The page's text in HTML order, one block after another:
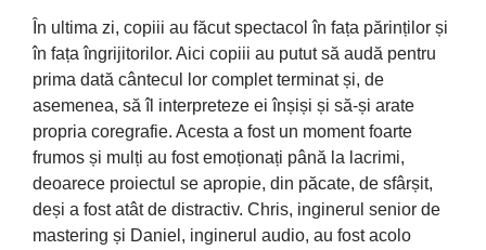
În ultima zi, copiii au făcut spectacol în fața părinților și
în fața îngrijitorilor. Aici copiii au putut să audă pentru
prima dată cântecul lor complet terminat și, de
asemenea, să îl interpreteze ei înșiși și să-și arate
propria coregrafie. Acesta a fost un moment foarte
frumos și mulți au fost emoționați până la lacrimi,
deoarece proiectul se apropie, din păcate, de sfârșit,
deși a fost atât de distractiv. Chris, inginerul senior de
mastering și Daniel, inginerul audio, au fost acolo